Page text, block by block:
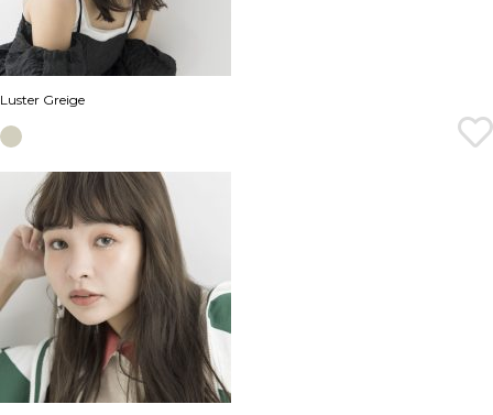
Luster Greige